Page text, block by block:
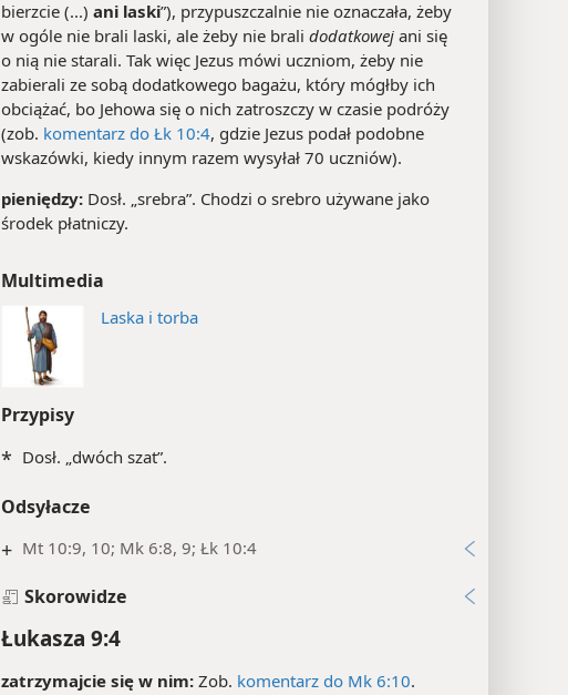
bierzcie (...) ani laski”), przypuszczalnie nie oznaczała, żeby
w ogóle nie brali laski, ale żeby nie brali dodatkowej ani się
o nią nie starali. Tak więc Jezus mówi uczniom, żeby nie
zabierali ze sobą dodatkowego bagażu, który mógłby ich
obciążać, bo Jehowa się o nich zatroszczy w czasie podróży
(zob. komentarz do Łk 10:4, gdzie Jezus podał podobne
wskazówki, kiedy innym razem wysyłał 70 uczniów).
pieniędzy: Dosł. „srebra”. Chodzi o srebro używane jako
środek płatniczy.
Multimedia
Laska i torba
Przypisy
* Dosł. „dwóch szat”.
Odsyłacze
+ Mt 10:9, 10; Mk 6:8, 9; Łk 10:4
Skorowidze
Łukasza 9:4
zatrzymajcie się w nim: Zob. komentarz do Mk 6:10.